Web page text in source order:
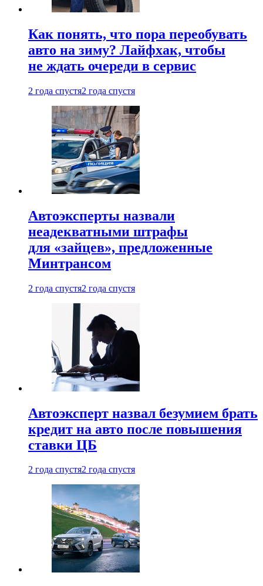
Как понять, что пора переобувать
авто на зиму? Лайфхак, чтобы
не ждать очереди в сервис
2 года спустя2 года спустя
Автоэксперты назвали
неадекватными штрафы
для «зайцев», предложенные
Минтрансом
2 года спустя2 года спустя
Автоэксперт назвал безумием брать
кредит на авто после повышения
ставки ЦБ
2 года спустя2 года спустя